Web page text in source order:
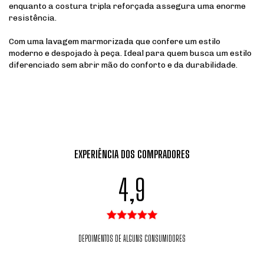
enquanto a costura tripla reforçada assegura uma enorme
resistência.
Com uma lavagem marmorizada que confere um estilo
moderno e despojado à peça. Ideal para quem busca um estilo
diferenciado sem abrir mão do conforto e da durabilidade.
EXPERIÊNCIA DOS COMPRADORES
4,9
DEPOIMENTOS DE ALGUNS CONSUMIDORES